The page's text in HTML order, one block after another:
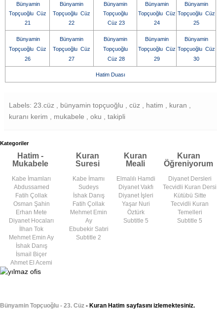
Bünyamin
Topçuoğlu Cüz
21
Bünyamin
Topçuoğlu Cüz
22
Bünyamin
Topçuoğlu
Cüz 23
Bünyamin
Topçuoğlu Cüz
24
Bünyamin
Topçuoğlu Cüz
25
Bünyamin
Topçuoğlu Cüz
26
Bünyamin
Topçuoğlu Cüz
27
Bünyamin
Topçuoğlu
Cüz 28
Bünyamin
Topçuoğlu Cüz
29
Bünyamin
Topçuoğlu Cüz
30
Hatim Duası
Labels: 23.cüz , bünyamin topçuoğlu , cüz , hatim , kuran ,
kuranı kerim , mukabele , oku , takipli
Kategoriler
Hatim -
Mukabele
Kuran
Suresi
Kuran
Meali
Kuran
Öğreniyorum
Kabe İmamları
Abdussamed
Fatih Çollak
Osman Şahin
Erhan Mete
Diyanet Hocaları
İlhan Tok
Mehmet Emin Ay
İshak Danış
İsmail Biçer
Ahmet El Acemi
Kabe İmamı
Sudeys
İshak Danış
Fatih Çollak
Mehmet Emin
Ay
Ebubekir Satıri
Subtitle 2
Elmalılı Hamdi
Diyanet Vakfı
Diyanet İşleri
Yaşar Nuri
Öztürk
Subtitle 5
Diyanet Dersleri
Tecvidli Kuran Dersi
Kütübü Sitte
Tecvidli Kuran
Temelleri
Subtitle 5
Bünyamin Topçuoğlu - 23. Cüz - Kuran Hatim sayfasını izlemektesiniz.